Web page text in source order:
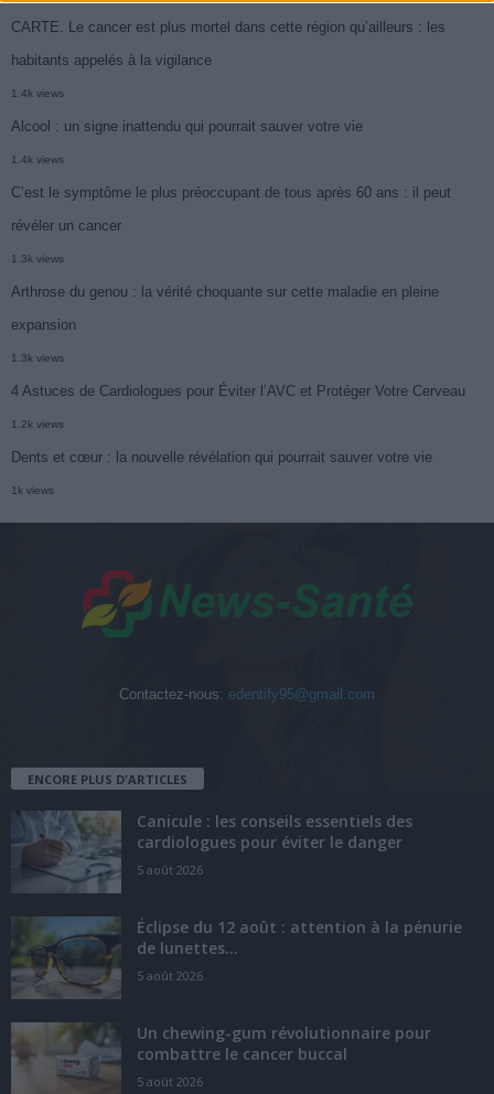
CARTE. Le cancer est plus mortel dans cette région qu’ailleurs : les
habitants appelés à la vigilance
1.4k views
Alcool : un signe inattendu qui pourrait sauver votre vie
1.4k views
C’est le symptôme le plus préoccupant de tous après 60 ans : il peut
révéler un cancer
1.3k views
Arthrose du genou : la vérité choquante sur cette maladie en pleine
expansion
1.3k views
4 Astuces de Cardiologues pour Éviter l’AVC et Protéger Votre Cerveau
1.2k views
Dents et cœur : la nouvelle révélation qui pourrait sauver votre vie
1k views
Contactez-nous: edentify95@gmail.com
ENCORE PLUS D'ARTICLES
Canicule : les conseils essentiels des
cardiologues pour éviter le danger
5 août 2026
Éclipse du 12 août : attention à la pénurie
de lunettes...
5 août 2026
Un chewing-gum révolutionnaire pour
combattre le cancer buccal
5 août 2026